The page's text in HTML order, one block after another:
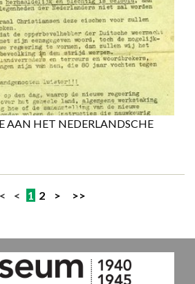
AAN HET NEDERLANDSCHE
< 1 2 > >>